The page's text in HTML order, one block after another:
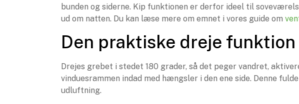
bunden og siderne. Kip funktionen er derfor ideel til
ud om natten. Du kan læse mere om emnet i vores guide om
Den praktiske dreje funktion
Drejes grebet i stedet 180 grader, så det peger vandret,
vinduesrammen indad med hængsler i den ene side. Denne
udluftning.